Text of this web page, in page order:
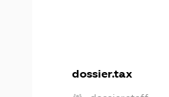
dossier.tax